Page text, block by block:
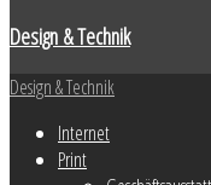
Design & Technik
Design & Technik
Internet
Print